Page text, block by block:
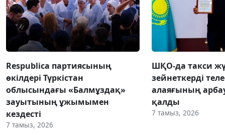
Respublica партиясының
өкілдері Түркістан
облысындағы «Балмұздақ»
зауытының ұжымымен
кездесті
7 тамыз, 2026
ШҚО-да такси
зейнеткерді
алаяғының
қалды
7 тамыз, 2026